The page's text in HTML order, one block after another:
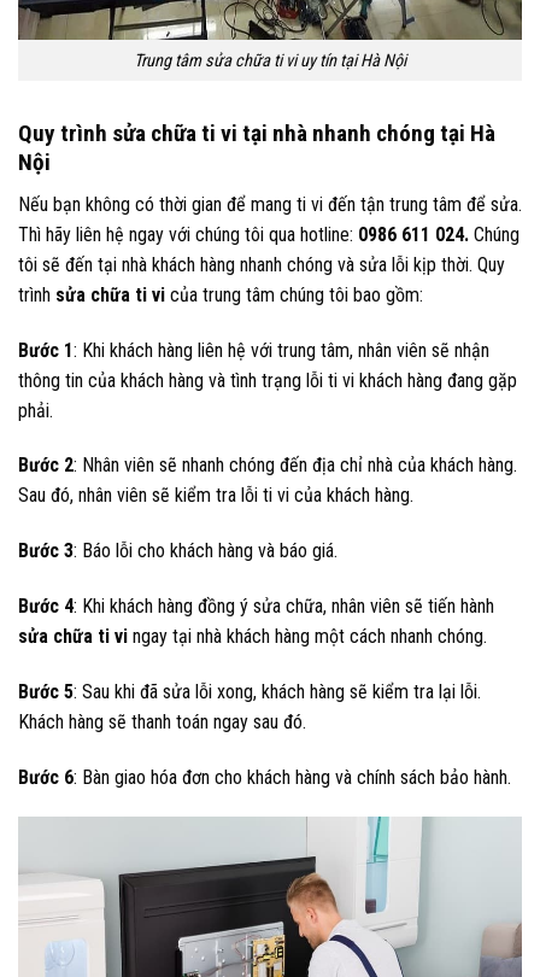
Trung tâm sửa chữa ti vi uy tín tại Hà Nội
Quy trình sửa chữa ti vi tại nhà nhanh chóng tại Hà
Nội
Nếu bạn không có thời gian để mang ti vi đến tận trung tâm để sửa.
Thì hãy liên hệ ngay với chúng tôi qua hotline: 0986 611 024. Chúng
tôi sẽ đến tại nhà khách hàng nhanh chóng và sửa lỗi kịp thời. Quy
trình sửa chữa ti vi của trung tâm chúng tôi bao gồm:
Bước 1: Khi khách hàng liên hệ với trung tâm, nhân viên sẽ nhận
thông tin của khách hàng và tình trạng lỗi ti vi khách hàng đang gặp
phải.
Bước 2: Nhân viên sẽ nhanh chóng đến địa chỉ nhà của khách hàng.
Sau đó, nhân viên sẽ kiểm tra lỗi ti vi của khách hàng.
Bước 3: Báo lỗi cho khách hàng và báo giá.
Bước 4: Khi khách hàng đồng ý sửa chữa, nhân viên sẽ tiến hành
sửa chữa ti vi ngay tại nhà khách hàng một cách nhanh chóng.
Bước 5: Sau khi đã sửa lỗi xong, khách hàng sẽ kiểm tra lại lỗi.
Khách hàng sẽ thanh toán ngay sau đó.
Bước 6: Bàn giao hóa đơn cho khách hàng và chính sách bảo hành.